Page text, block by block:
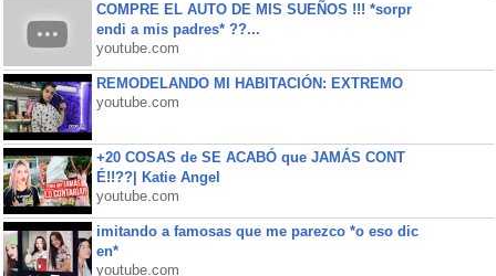
COMPRE EL AUTO DE MIS SUEÑOS !!! *sorpr
endi a mis padres* ??...
youtube.com
REMODELANDO MI HABITACIÓN: EXTREMO
youtube.com
+20 COSAS de SE ACABÓ que JAMÁS CONT
É!!??| Katie Angel
youtube.com
imitando a famosas que me parezco *o eso dic
en*
youtube.com